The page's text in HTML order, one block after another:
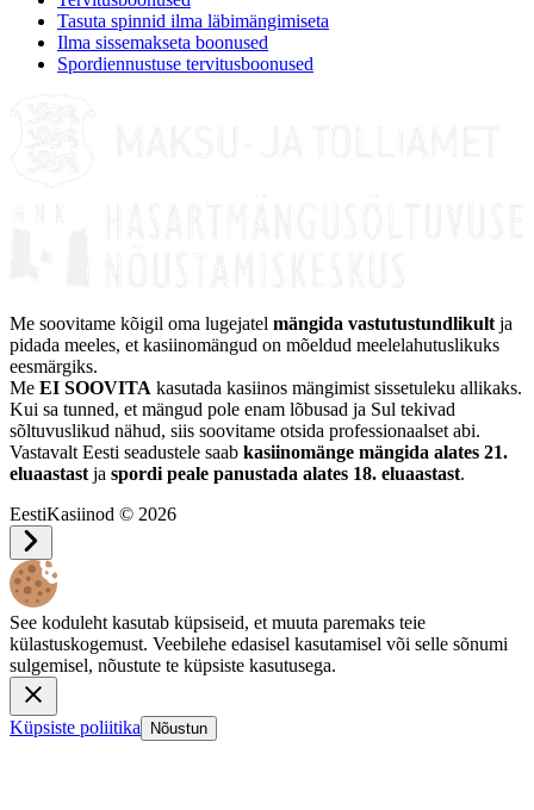
Tasuta spinnid ilma läbimängimiseta
Ilma sissemakseta boonused
Spordiennustuse tervitusboonused
Me soovitame kõigil oma lugejatel mängida vastutustundlikult ja
pidada meeles, et kasiinomängud on mõeldud meelelahutuslikuks
eesmärgiks.
Me EI SOOVITA kasutada kasiinos mängimist sissetuleku allikaks.
Kui sa tunned, et mängud pole enam lõbusad ja Sul tekivad
sõltuvuslikud nähud, siis soovitame otsida professionaalset abi.
Vastavalt Eesti seadustele saab kasiinomänge mängida alates 21.
eluaastast ja spordi peale panustada alates 18. eluaastast.
EestiKasiinod © 2026
See koduleht kasutab küpsiseid, et muuta paremaks teie
külastuskogemust. Veebilehe edasisel kasutamisel või selle sõnumi
sulgemisel, nõustute te küpsiste kasutusega.
Küpsiste poliitika Nõustun